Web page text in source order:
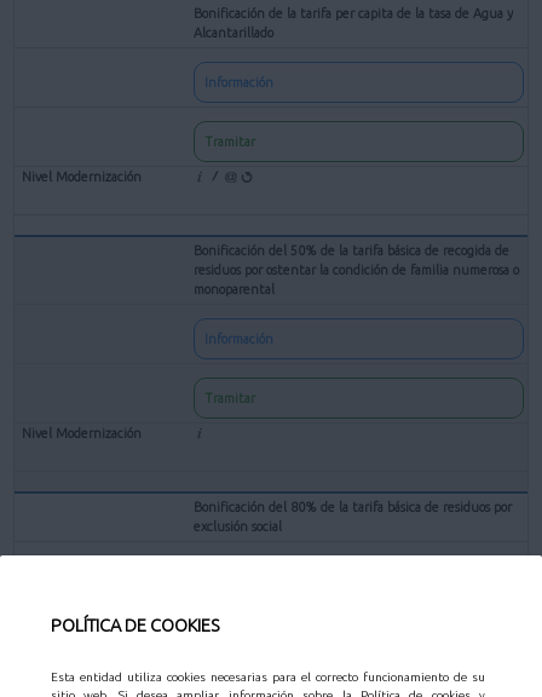
POLÍTICA DE COOKIES
Esta entidad utiliza cookies necesarias para el correcto funcionamiento de su
Bonificación de la tarifa per capita de la tasa de Agua y
Alcantarillado
Información
Tramitar
Bonificación del 50% de la tarifa básica de recogida de
residuos por ostentar la condición de familia numerosa o
monoparental
Información
Tramitar
Bonificación del 80% de la tarifa básica de residuos por
exclusión social
Tramitar